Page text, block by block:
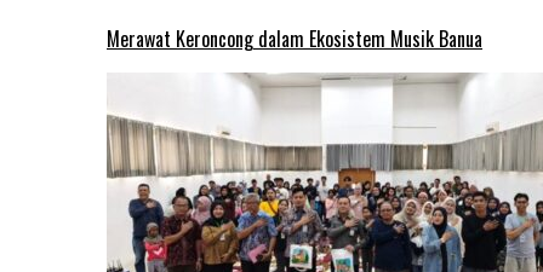
Merawat Keroncong dalam Ekosistem Musik Banua